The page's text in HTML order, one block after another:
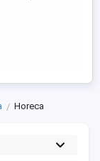
pe sectia ciorbe,
CEEA CE
stocurilor de
Horeca